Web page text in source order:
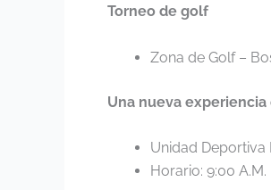
Torneo de golf
Zona de Golf –
Una nueva
Unidad Deportiva
Horario: 9:00 A.M.